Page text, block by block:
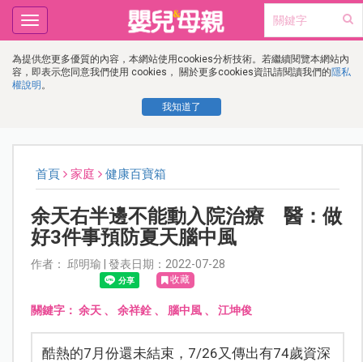
為提供您更多優質的內容，本網站使用cookies分析技術。若繼續閱覽本網站內
容，即表示您同意我們使用 cookies， 關於更多cookies資訊請閱讀我們的隱私
權說明 。
我知道了
Toggle
navigation
首頁 家庭 健康百寶箱
余天右半邊不能動入院治療 醫：做
好3件事預防夏天腦中風
作者： 邱明瑜 | 發表日期：2022-07-28
收藏
關鍵字： 余天、 余祥銓、 腦中風、 江坤俊
酷熱的7月份還未結束，7/26又傳出有74歲資深